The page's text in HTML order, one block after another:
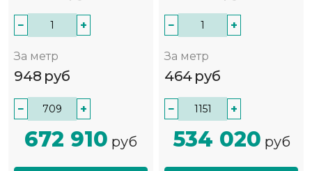
− +
За метр
948 руб
− +
672 910 руб
− +
За метр
464 руб
− +
534 020 руб